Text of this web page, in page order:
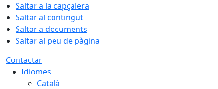
Saltar a la capçalera
Saltar al contingut
Saltar a documents
Saltar al peu de pàgina
Contactar
Idiomes
Català